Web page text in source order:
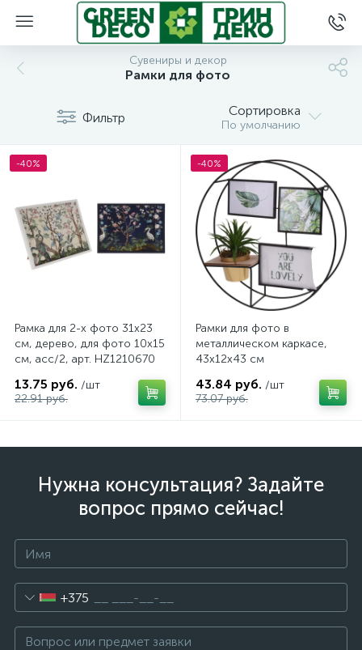
Сувениры и декор
Рамки для фото
Фильтр Сортировка
По умолчанию
-40%
Рамка для 2-х фото 31х23
см, дерево, для фото 10х15
см, асс/2, арт. HZ1210670
13.75 руб. /шт
22.91 руб.
-40%
Рамки для фото в
металлическом каркасе,
43х12х43 см
43.84 руб. /шт
73.07 руб.
Нужна консультация? Задайте
вопрос прямо сейчас!
+375